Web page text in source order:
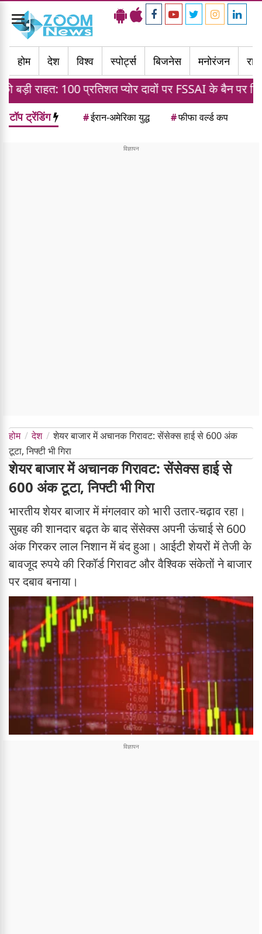
Toggle
navigation
होम
देश विश्व स्पोर्ट्स बिजनेस मनोरंजन
प्योर दावों पर FSSAI के बैन पर दिल्ली हाई कोर्ट का
टॉप ट्रेंडिंग #ईरान-अमेरिका युद्ध #फीफा वर्ल्ड कप
होम देश
शेयर बाजार में अचानक गिरावट: सेंसेक्स हाई से 600 अंक
टूटा, निफ्टी भी गिरा
शेयर बाजार में अचानक गिरावट: सेंसेक्स हाई से
600 अंक टूटा, निफ्टी भी गिरा
भारतीय शेयर बाजार में मंगलवार को भारी उतार-चढ़ाव रहा।
सुबह की शानदार बढ़त के बाद सेंसेक्स अपनी ऊंचाई से 600
अंक गिरकर लाल निशान में बंद हुआ। आईटी शेयरों में तेजी के
बावजूद रुपये की रिकॉर्ड गिरावट और वैश्विक संकेतों ने बाजार
पर दबाव बनाया।